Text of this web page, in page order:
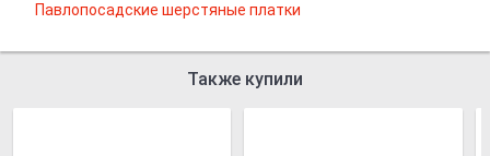
Павлопосадские шерстяные платки
Также купили